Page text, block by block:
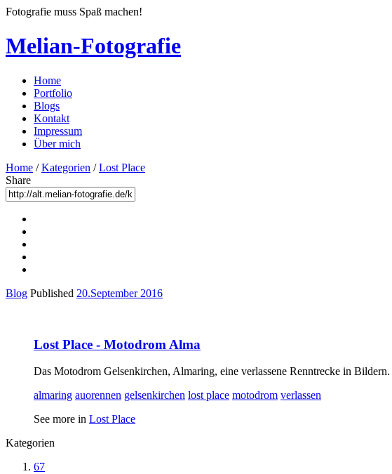
Fotografie muss Spaß machen!
Melian-Fotografie
Home
Portfolio
Blogs
Kontakt
Impressum
Über mich
Home /Kategorien /Lost Place
Share
Blog Published 20.September 2016
Lost Place - Motodrom Alma
Das Motodrom Gelsenkirchen, Almaring, eine verlassene Renntrecke in Bildern.
almaring auorennen gelsenkirchen lost place motodrom verlassen
See more in Lost Place
Kategorien
67